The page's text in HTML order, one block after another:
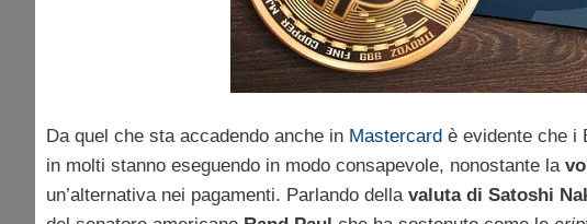
Da quel che sta accadendo anche in Mastercard è evidente che i
in molti stanno eseguendo in modo consapevole, nonostante la
un’alternativa nei pagamenti. Parlando della valuta di Satoshi